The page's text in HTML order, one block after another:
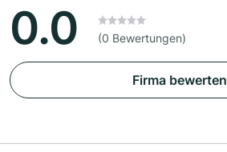
0.0 (0 Bewertungen)
Firma bewerten